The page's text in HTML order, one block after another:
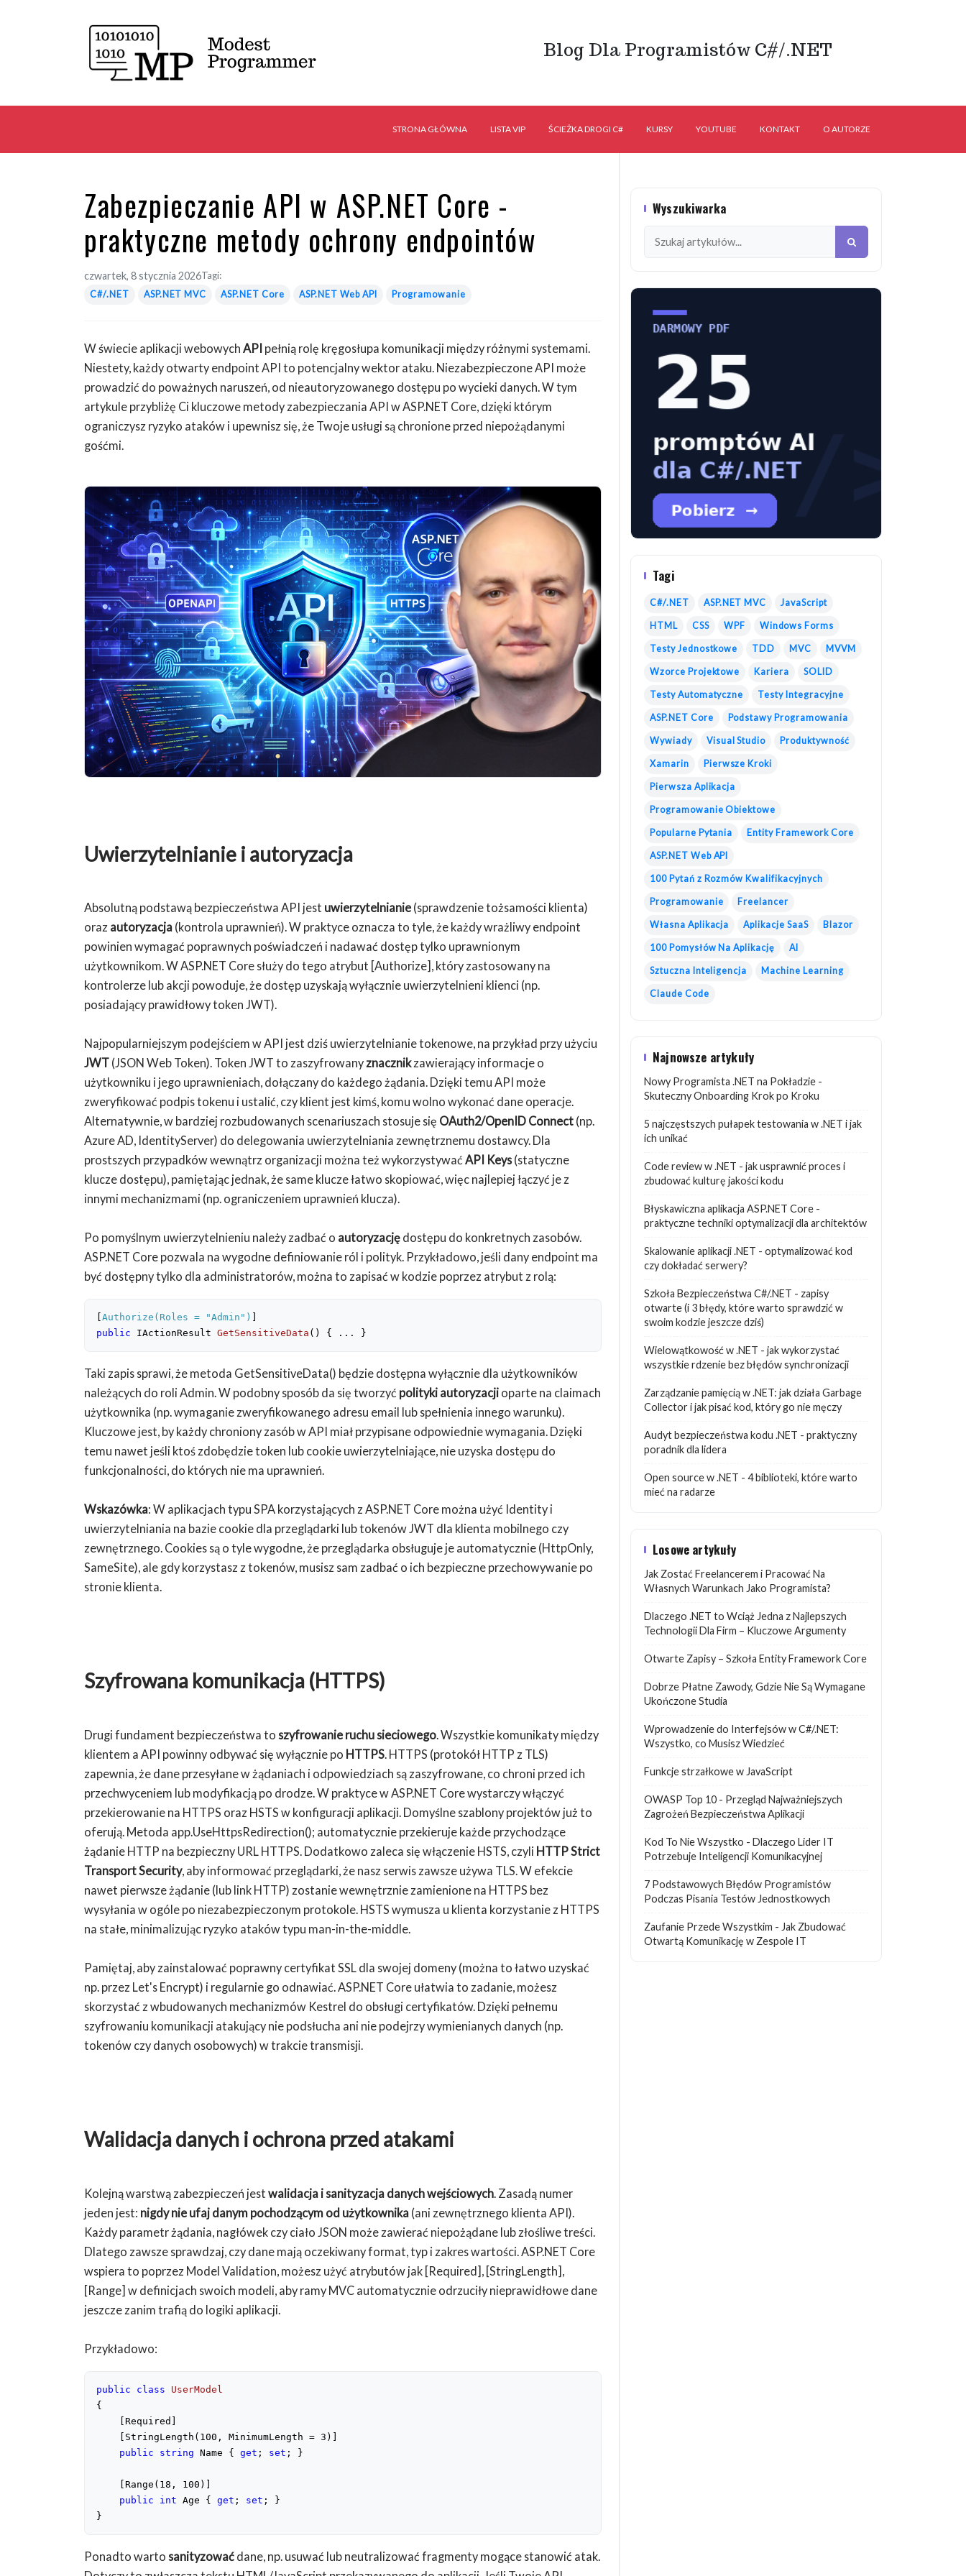
Blog Dla Programistów C#/.NET
STRONA GŁÓWNA LISTA VIP ŚCIEŻKA DROGI C# KURSY YOUTUBE KONTAKT O AUTORZE
Zabezpieczanie API w ASP.NET Core -
praktyczne metody ochrony endpointów
czwartek, 8 stycznia 2026Tagi:
C#/.NET ASP.NET MVC ASP.NET Core ASP.NET Web API Programowanie
W świecie aplikacji webowych API pełnią rolę kręgosłupa komunikacji między różnymi systemami.
Niestety, każdy otwarty endpoint API to potencjalny wektor ataku. Niezabezpieczone API może
prowadzić do poważnych naruszeń, od nieautoryzowanego dostępu po wycieki danych. W tym
artykule przybliżę Ci kluczowe metody zabezpieczania API w ASP.NET Core, dzięki którym
ograniczysz ryzyko ataków i upewnisz się, że Twoje usługi są chronione przed niepożądanymi
gośćmi.
Uwierzytelnianie i autoryzacja
Absolutną podstawą bezpieczeństwa API jest uwierzytelnianie (sprawdzenie tożsamości klienta)
oraz autoryzacja (kontrola uprawnień). W praktyce oznacza to tyle, że każdy wrażliwy endpoint
powinien wymagać poprawnych poświadczeń i nadawać dostęp tylko uprawnionym
użytkownikom. W ASP.NET Core służy do tego atrybut [Authorize], który zastosowany na
kontrolerze lub akcji powoduje, że dostęp uzyskają wyłącznie uwierzytelnieni klienci (np.
posiadający prawidłowy token JWT).
Najpopularniejszym podejściem w API jest dziś uwierzytelnianie tokenowe, na przykład przy użyciu
JWT (JSON Web Token). Token JWT to zaszyfrowanyznacznikzawierający informacje o
użytkowniku i jego uprawnieniach, dołączany do każdego żądania. Dzięki temu API może
zweryfikować podpis tokenu i ustalić, czy klient jest kimś, komu wolno wykonać dane operacje.
Alternatywnie, w bardziej rozbudowanych scenariuszach stosuje się OAuth2/OpenID Connect (np.
Azure AD, IdentityServer) do delegowania uwierzytelniania zewnętrznemu dostawcy. Dla
prostszych przypadków wewnątrz organizacji można też wykorzystywać API Keys (statyczne
klucze dostępu), pamiętając jednak, że same klucze łatwo skopiować, więc najlepiej łączyć je z
innymi mechanizmami (np. ograniczeniem uprawnień klucza).
Po pomyślnym uwierzytelnieniu należy zadbać o autoryzację dostępu do konkretnych zasobów.
ASP.NET Core pozwala na wygodne definiowanie ról i polityk. Przykładowo, jeśli dany endpoint ma
być dostępny tylko dla administratorów, można to zapisać w kodzie poprzez atrybut z rolą:
Authorize(Roles = "Admin" )
public IActionResult GetSensitiveData ( ) { ... }
Taki zapis sprawi, że metoda GetSensitiveData() będzie dostępna wyłącznie dla użytkowników
należących do roli Admin. W podobny sposób da się tworzyć polityki autoryzacji oparte na claimach
użytkownika (np. wymaganie zweryfikowanego adresu email lub spełnienia innego warunku).
Kluczowe jest, by każdy chroniony zasób w API miał przypisane odpowiednie wymagania. Dzięki
temu nawet jeśli ktoś zdobędzie token lub cookie uwierzytelniające, nie uzyska dostępu do
funkcjonalności, do których nie ma uprawnień.
Wskazówka: W aplikacjach typu SPA korzystających z ASP.NET Core można użyć Identity i
uwierzytelniania na bazie cookie dla przeglądarki lub tokenów JWT dla klienta mobilnego czy
zewnętrznego. Cookies są o tyle wygodne, że przeglądarka obsługuje je automatycznie (HttpOnly,
SameSite), ale gdy korzystasz z tokenów, musisz sam zadbać o ich bezpieczne przechowywanie po
stronie klienta.
Szyfrowana komunikacja (HTTPS)
Drugi fundament bezpieczeństwa to szyfrowanie ruchu sieciowego. Wszystkie komunikaty między
klientem a API powinny odbywać się wyłącznie po HTTPS. HTTPS (protokół HTTP z TLS)
zapewnia, że dane przesyłane w żądaniach i odpowiedziach są zaszyfrowane, co chroni przed ich
przechwyceniem lub modyfikacją po drodze. W praktyce w ASP.NET Core wystarczy włączyć
przekierowanie na HTTPS oraz HSTS w konfiguracji aplikacji. Domyślne szablony projektów już to
oferują. Metoda app.UseHttpsRedirection(); automatycznie przekieruje każde przychodzące
żądanie HTTP na bezpieczny URL HTTPS. Dodatkowo zaleca się włączenie HSTS, czyli HTTP Strict
Transport Security, aby informować przeglądarki, że nasz serwis zawsze używa TLS. W efekcie
nawet pierwsze żądanie (lub link HTTP) zostanie wewnętrznie zamienione na HTTPS bez
wysyłania w ogóle po niezabezpieczonym protokole. HSTS wymusza u klienta korzystanie z HTTPS
na stałe, minimalizując ryzyko ataków typu man-in-the-middle.
Pamiętaj, aby zainstalować poprawny certyfikat SSL dla swojej domeny (można to łatwo uzyskać
np. przez Let's Encrypt) i regularnie go odnawiać. ASP.NET Core ułatwia to zadanie, możesz
skorzystać z wbudowanych mechanizmów Kestrel do obsługi certyfikatów. Dzięki pełnemu
szyfrowaniu komunikacji atakujący nie podsłucha ani nie podejrzy wymienianych danych (np.
tokenów czy danych osobowych) w trakcie transmisji.
Walidacja danych i ochrona przed atakami
Kolejną warstwą zabezpieczeń jest walidacja i sanityzacja danych wejściowych . Zasadą numer
jeden jest: nigdy nie ufaj danym pochodzącym od użytkownika (ani zewnętrznego klienta API).
Każdy parametr żądania, nagłówek czy ciało JSON może zawierać niepożądane lub złośliwe treści.
Dlatego zawsze sprawdzaj, czy dane mają oczekiwany format, typ i zakres wartości. ASP.NET Core
wspiera to poprzez Model Validation, możesz użyć atrybutów jak [Required], [StringLength],
[Range] w definicjach swoich modeli, aby ramy MVC automatycznie odrzuciły nieprawidłowe dane
jeszcze zanim trafią do logiki aplikacji.
Przykładowo:
public class
UserModel
{
    [Required]
    [StringLength(
100 , MinimumLength = 3 )]
public
string Name { get ; set ; }
    [Range(
18 , 100 )]
public
int Age { get ; set ; }
}
Ponadto warto sanityzować dane, np. usuwać lub neutralizować fragmenty mogące stanowić atak.
Wyszukiwarka
Tagi
C#/.NET ASP.NET MVC JavaScript
HTML CSS WPF Windows Forms
Testy Jednostkowe TDD MVC MVVM
Wzorce Projektowe Kariera SOLID
Testy Automatyczne Testy Integracyjne
ASP.NET Core Podstawy Programowania
Wywiady Visual Studio Produktywność
Xamarin Pierwsze Kroki
Pierwsza Aplikacja
Programowanie Obiektowe
Popularne Pytania Entity Framework Core
ASP.NET Web API
100 Pytań z Rozmów Kwalifikacyjnych
Programowanie Freelancer
Własna Aplikacja Aplikacje SaaS Blazor
100 Pomysłów Na Aplikację AI
Sztuczna Inteligencja Machine Learning
Claude Code
Najnowsze artykuły
Nowy Programista .NET na Pokładzie -
Skuteczny Onboarding Krok po Kroku
5 najczęstszych pułapek testowania w .NET i jak
ich unikać
Code review w .NET - jak usprawnić proces i
zbudować kulturę jakości kodu
Błyskawiczna aplikacja ASP.NET Core -
praktyczne techniki optymalizacji dla architektów
Skalowanie aplikacji .NET - optymalizować kod
czy dokładać serwery?
Szkoła Bezpieczeństwa C#/.NET - zapisy
otwarte (i 3 błędy, które warto sprawdzić w
swoim kodzie jeszcze dziś)
Wielowątkowość w .NET - jak wykorzystać
wszystkie rdzenie bez błędów synchronizacji
Zarządzanie pamięcią w .NET: jak działa Garbage
Collector i jak pisać kod, który go nie męczy
Audyt bezpieczeństwa kodu .NET - praktyczny
poradnik dla lidera
Open source w .NET - 4 biblioteki, które warto
mieć na radarze
Losowe artykuły
Jak Zostać Freelancerem i Pracować Na
Własnych Warunkach Jako Programista?
Dlaczego .NET to Wciąż Jedna z Najlepszych
Technologii Dla Firm – Kluczowe Argumenty
Otwarte Zapisy – Szkoła Entity Framework Core
Dobrze Płatne Zawody, Gdzie Nie Są Wymagane
Ukończone Studia
Wprowadzenie do Interfejsów w C#/.NET:
Wszystko, co Musisz Wiedzieć
Funkcje strzałkowe w JavaScript
OWASP Top 10 - Przegląd Najważniejszych
Zagrożeń Bezpieczeństwa Aplikacji
Kod To Nie Wszystko - Dlaczego Lider IT
Potrzebuje Inteligencji Komunikacyjnej
7 Podstawowych Błędów Programistów
Podczas Pisania Testów Jednostkowych
Zaufanie Przede Wszystkim - Jak Zbudować
Otwartą Komunikację w Zespole IT